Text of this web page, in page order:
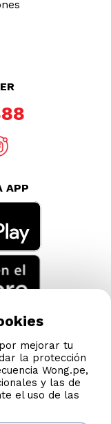
mejorar tu
la protección
Wong.pe,
y las de
el uso de las